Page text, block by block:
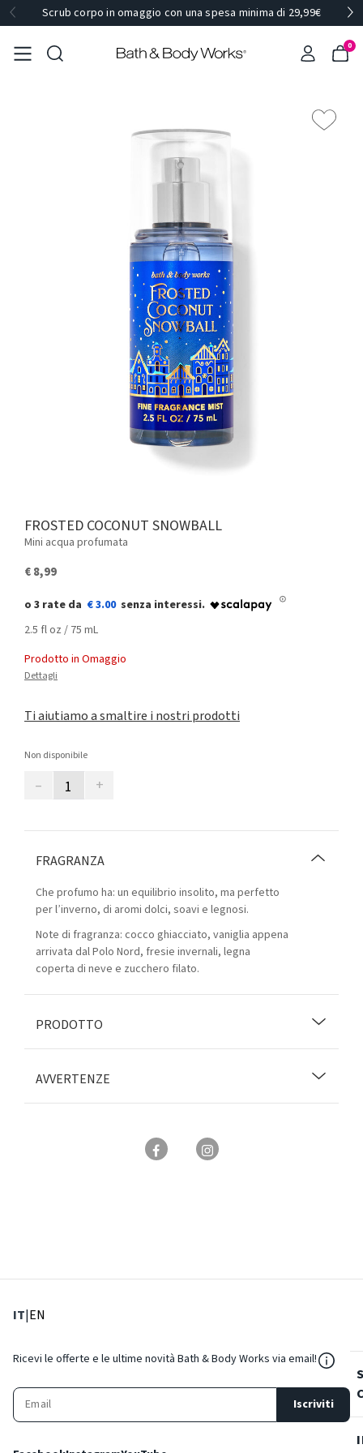
Scrub corpo in omaggio con una spesa minima di 29,99€
0
FROSTED COCONUT SNOWBALL
Mini acqua profumata
€ 8,99
€ 3.00
2.5 fl oz / 75 mL
Prodotto in Omaggio
Dettagli
Ti aiutiamo a smaltire i nostri prodotti
Non disponibile
– +
FRAGRANZA
Che profumo ha: un equilibrio insolito, ma perfetto
per l’inverno, di aromi dolci, soavi e legnosi.
Note di fragranza: cocco ghiacciato, vaniglia appena
arrivata dal Polo Nord, fresie invernali, legna
coperta di neve e zucchero filato.
PRODOTTO
AVVERTENZE
IT: Lingua corrente
|EN
Ricevi le offerte e le ultime novità Bath & Body Works via email!
Iscriviti